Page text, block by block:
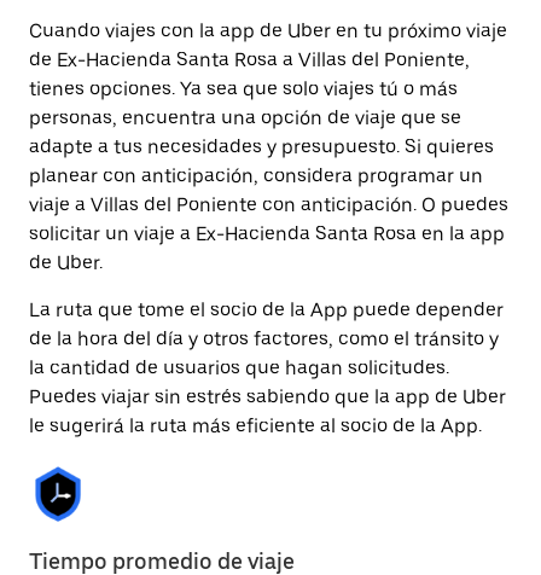
Cuando viajes con la app de Uber en tu próximo viaje
de Ex-Hacienda Santa Rosa a Villas del Poniente,
tienes opciones. Ya sea que solo viajes tú o más
personas, encuentra una opción de viaje que se
adapte a tus necesidades y presupuesto. Si quieres
planear con anticipación, considera programar un
viaje a Villas del Poniente con anticipación. O puedes
solicitar un viaje a Ex-Hacienda Santa Rosa en la app
de Uber.
La ruta que tome el socio de la App puede depender
de la hora del día y otros factores, como el tránsito y
la cantidad de usuarios que hagan solicitudes.
Puedes viajar sin estrés sabiendo que la app de Uber
le sugerirá la ruta más eficiente al socio de la App.
Tiempo promedio de viaje